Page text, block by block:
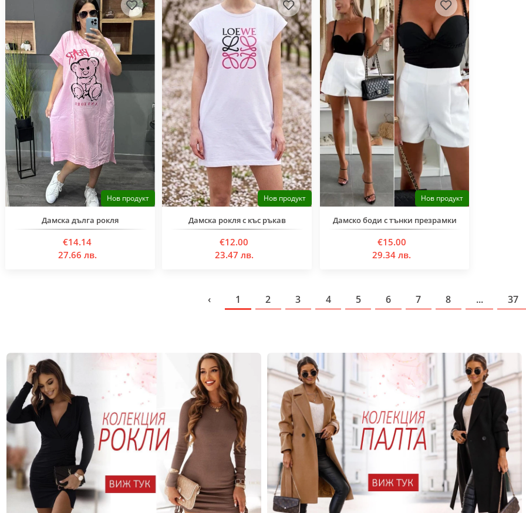
Нов продукт
Дамска дълга рокля
€14.14
27.66 лв.
Нов продукт
Дамска рокля с къс ръкав
€12.00
23.47 лв.
Нов продукт
Дамско боди с тънки презрамки
€15.00
29.34 лв.
‹ 1 2 3 4 5 6 7 8 ... 37